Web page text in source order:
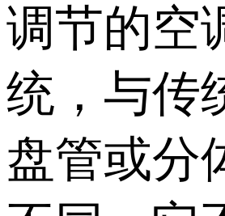
调节的空
统，与传
盘管或分